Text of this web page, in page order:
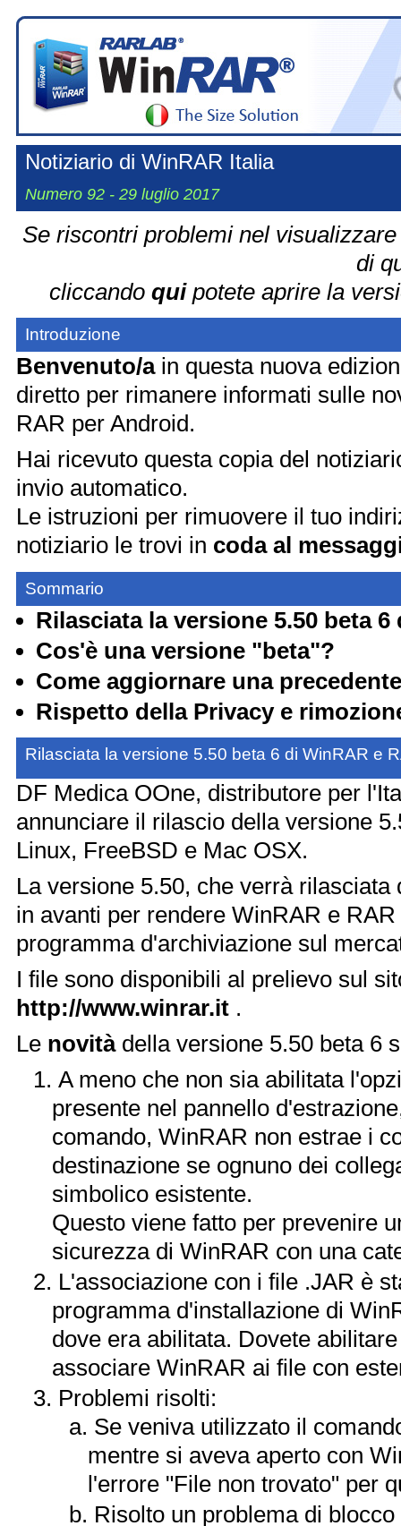
Notiziario di WinRAR Italia
Numero 92 - 29 luglio 2017
Se riscontri problemi nel
di
cliccando quipotete aprire la
Introduzione
Benvenuto/ain questa nuova
diretto per rimanere informati sulle
RAR per Android.
Hai ricevuto questa copia del
invio automatico.
Le istruzioni per rimuovere il tuo
notiziario le trovi in coda al
Sommario
Rilasciata la versione 5.50 beta
Cos'è una versione "beta"?
Come aggiornare una
Rispetto della Privacy e
Rilasciata la versione 5.50 beta 6 di WinRAR e
DF Medica OOne, distributore per
annunciare il rilascio della versione
Linux, FreeBSD e Mac OSX.
La versione 5.50, che verrà
in avanti per rendere WinRAR e
programma d'archiviazione sul
I file sono disponibili al prelievo sul
http://www.winrar.it .
Le novità della versione 5.50 beta 6
A meno che non sia abilitata
presente nel pannello
comando, WinRAR non estrae i
destinazione se ognuno dei
simbolico esistente.
Questo viene fatto per prevenire
sicurezza di WinRAR con una
L'associazione con i file .JAR è
programma d'installazione di
dove era abilitata. Dovete
associare WinRAR ai file con
Problemi risolti:
Se veniva utilizzato il
mentre si aveva aperto con
l'errore "File non trovato" per
Risolto un problema di